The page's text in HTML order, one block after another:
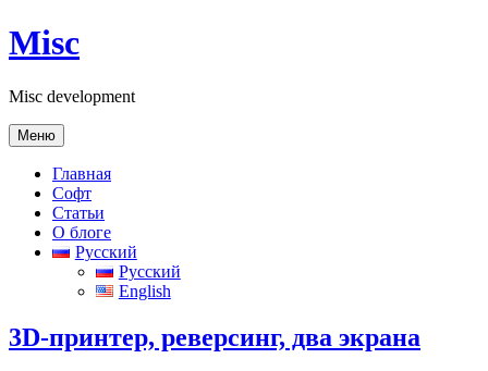
Перейти
к
Misc
Misc development
Меню
Главная
Софт
Статьи
О блоге
Русский
Русский
English
3D-принтер, реверсинг, два экрана